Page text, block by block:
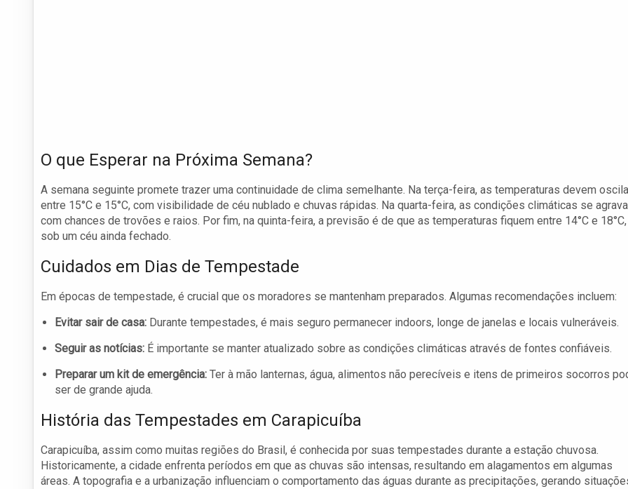
O que Esperar na Próxima Semana?
A semana seguinte promete trazer uma continuidade de clima semelhante. Na terça-feira, as temperaturas devem
entre 15°C e 15°C, com visibilidade de céu nublado e chuvas rápidas. Na quarta-feira, as condições climáticas se
com chances de trovões e raios. Por fim, na quinta-feira, a previsão é de que as temperaturas fiquem entre 14°C e 18°C,
sob um céu ainda fechado.
Cuidados em Dias de Tempestade
Em épocas de tempestade, é crucial que os moradores se mantenham preparados. Algumas recomendações incluem:
Evitar sair de casa: Durante tempestades, é mais seguro permanecer indoors, longe de janelas e locais vulneráveis.
Seguir as notícias: É importante se manter atualizado sobre as condições climáticas através de fontes confiáveis.
Preparar um kit de emergência: Ter à mão lanternas, água, alimentos não perecíveis e itens de primeiros socorros
ser de grande ajuda.
História das Tempestades em Carapicuíba
Carapicuíba, assim como muitas regiões do Brasil, é conhecida por suas tempestades durante a estação chuvosa.
Historicamente, a cidade enfrenta períodos em que as chuvas são intensas, resultando em alagamentos em algumas
áreas. A topografia e a urbanização influenciam o comportamento das águas durante as precipitações, gerando